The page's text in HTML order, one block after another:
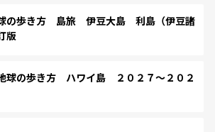
の歩き方 島旅 伊豆大島 利島（伊豆諸
版
球の歩き方 ハワイ島 ２０２７～２０２